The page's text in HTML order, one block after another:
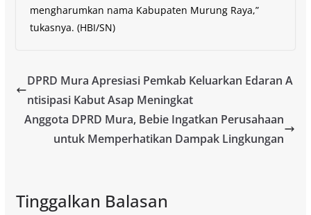
mengharumkan nama Kabupaten Murung Raya,”
tukasnya. (HBI/SN)
DPRD Mura Apresiasi Pemkab Keluarkan Edaran A
ntisipasi Kabut Asap Meningkat
Anggota DPRD Mura, Bebie Ingatkan Perusahaan
untuk Memperhatikan Dampak Lingkungan
Tinggalkan Balasan